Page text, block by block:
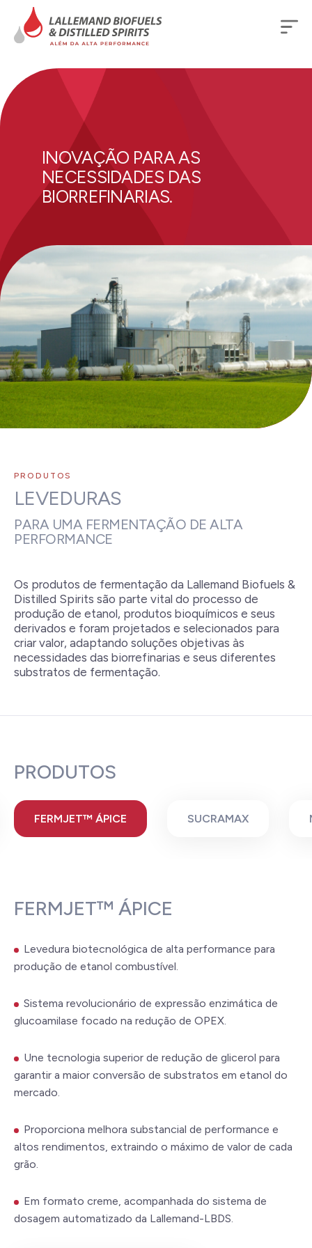
INOVAÇÃO PARA AS
NECESSIDADES DAS
BIORREFINARIAS.
PRODUTOS
LEVEDURAS
PARA UMA FERMENTAÇÃO DE ALTA
PERFORMANCE
Os produtos de fermentação da Lallemand Biofuels &
Distilled Spirits são parte vital do processo de
produção de etanol, produtos bioquímicos e seus
derivados e foram projetados e selecionados para
criar valor, adaptando soluções objetivas às
necessidades das biorrefinarias e seus diferentes
substratos de fermentação.
PRODUTOS
FERMJET™ ÁPICE SUCRAMAX
FERMJET™ ÁPICE
Levedura biotecnológica de alta performance para
produção de etanol combustível.
Sistema revolucionário de expressão enzimática de
glucoamilase focado na redução de OPEX.
Une tecnologia superior de redução de glicerol para
garantir a maior conversão de substratos em etanol do
mercado.
Proporciona melhora substancial de performance e
altos rendimentos, extraindo o máximo de valor de cada
grão.
Em formato creme, acompanhada do sistema de
dosagem automatizado da Lallemand-LBDS.